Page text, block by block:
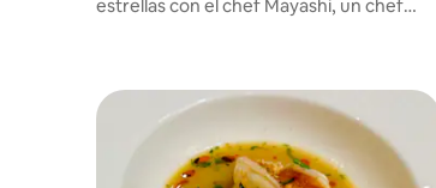
estrellas con el chef Mayashi, un chef